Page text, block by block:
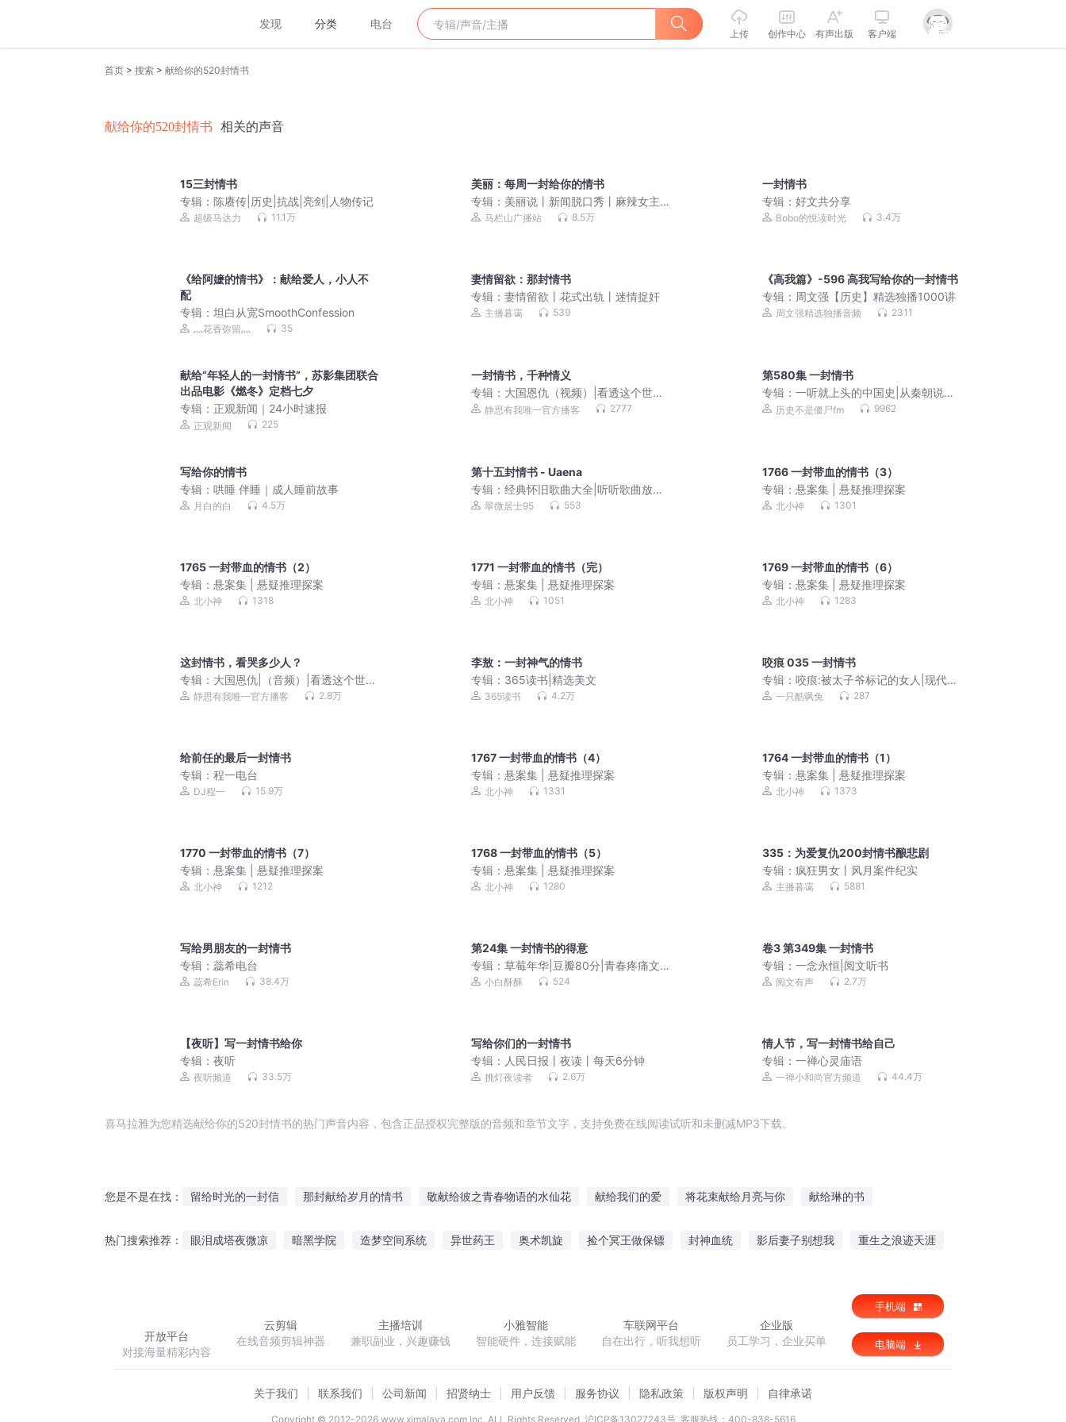
发现 分类 电台
上传 创作中心 有声出版 客户端
首页 > 搜索 > 献给你的520封情书
献给你的520封情书 相关的声音
15三封情书
专辑： 陈赓传|历史|抗战|亮剑|人物传记
超级马达力 11.1万
美丽：每周一封给你的情书
专辑： 美丽说丨新闻脱口秀丨麻辣女主
播 马栏山广播站 8.5万
一封情书
专辑：好文共分享
Bobo的悦读时光 3.4万
《给阿嬷的情书》：献给爱人，小人不
配
专辑： 坦白从宽SmoothConfession
灬花香弥留灬 35
妻情留欲：那封情书
专辑：妻情留欲丨花式出轨丨迷情捉奸
主播暮霭 539
《高我篇》-596 高我写给你的一封情书
专辑： 周文强【历史】精选独播1000讲
周文强精选独播音频 2311
献给“年轻人的一封情书”，苏影集团联合
出品电影《燃冬》定档七夕
专辑： 正观新闻｜24小时速报
正观新闻 225
一封情书，千种情义
专辑： 大国恩仇（视频）|看透这个世界
的底牌|静思有我
静思有我唯一官方播客 2777
第580集 一封情书
专辑：一听就上头的中国史|从秦朝说
起，到清朝结束|完整版
历史不是僵尸fm 9962
写给你的情书
专辑： 哄睡 伴睡｜成人睡前故事
月白的白 4.5万
第十五封情书 - Uaena
专辑：经典怀旧歌曲大全|听听歌曲放松
一下吧
翠微居士95 553
1766 一封带血的情书（3）
专辑：悬案集 | 悬疑推理探案
北小神 1301
1765 一封带血的情书（2）
专辑： 悬案集 | 悬疑推理探案
北小神 1318
1771 一封带血的情书（完）
专辑：悬案集 | 悬疑推理探案
北小神 1051
1769 一封带血的情书（6）
专辑：悬案集 | 悬疑推理探案
北小神 1283
这封情书，看哭多少人？
专辑： 大国恩仇|（音频）|看透这个世界
的底牌|静思有我
静思有我唯一官方播客 2.8万
李敖：一封神气的情书
专辑： 365读书|精选美文
365读书 4.2万
咬痕 035 一封情书
专辑：咬痕:被太子爷标记的女人|现代言
情|真人多播|都市虐恋|校园|职场|追妻火
一只酷飒兔 287
给前任的最后一封情书
专辑： 程一电台
DJ程一 15.9万
1767 一封带血的情书（4）
专辑：悬案集 | 悬疑推理探案
北小神 1331
1764 一封带血的情书（1）
专辑：悬案集 | 悬疑推理探案
北小神 1373
1770 一封带血的情书（7）
专辑： 悬案集 | 悬疑推理探案
北小神 1212
1768 一封带血的情书（5）
专辑：悬案集 | 悬疑推理探案
北小神 1280
335：为爱复仇200封情书酿悲剧
专辑：疯狂男女丨风月案件纪实
主播暮霭 5881
写给男朋友的一封情书
专辑： 蕊希电台
蕊希Erin 38.4万
第24集 一封情书的得意
专辑：草莓年华|豆瓣80分|青春疼痛文|
初恋|青涩|多角恋
小白酥酥 524
卷3 第349集 一封情书
专辑：一念永恒|阅文听书
阅文有声 2.7万
【夜听】写一封情书给你
专辑： 夜听
夜听频道 33.5万
写给你们的一封情书
专辑： 人民日报丨夜读丨每天6分钟
挑灯夜读者 2.6万
情人节，写一封情书给自己
专辑：一禅心灵庙语
一禅小和尚官方频道 44.4万
喜马拉雅为您精选献给你的520封情书的热门声音内容，包含正品授权完整版的音频和章节文字，支持免费在线阅读试听和未删减MP3下载。
您是不是在找： 留给时光的一封信 那封献给岁月的情书 敬献给彼之青春物语的水仙花 献给我们的爱 将花束献给月亮与你 献给琳的书
热门搜索推荐： 眼泪成塔夜微凉 暗黑学院 造梦空间系统 异世药王 奥术凯旋 捡个冥王做保镖 封神血统 影后妻子别想我 重生之浪迹天涯
开放平台
对接海量精彩内容
云剪辑
在线音频剪辑神器
主播培训
兼职副业，兴趣赚钱
小雅智能
智能硬件，连接赋能
车联网平台
自在出行，听我想听
企业版
员工学习，企业买单
手机端
电脑端
关于我们 联系我们 公司新闻 招贤纳士 用户反馈 服务协议 隐私政策 版权声明 自律承诺
Copyright © 2012-2026www.ximalaya.com lnc. ALL Rights Reserved 沪ICP备13027243号 客服热线：400-838-5616